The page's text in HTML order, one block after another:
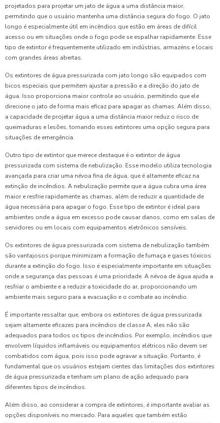
projetados para projetar um jato de água a uma distância maior,
permitindo que o usuário mantenha uma distância segura do fogo. O jato
longo é especialmente útil em incêndios que estão em áreas de difícil
acesso ou em situações onde o fogo pode se espalhar rapidamente. Esse
tipo de extintor é frequentemente utilizado em indústrias, armazéns e locais
com grandes áreas abertas.
Os extintores de água pressurizada com jato longo são equipados com
bicos especiais que permitem ajustar a pressão e a direção do jato de
água. Isso proporciona maior controle ao usuário, permitindo que ele
direcione o jato de forma mais eficaz para apagar as chamas. Além disso,
a capacidade de projetar água a uma distância maior reduz o risco de
queimaduras e lesões, tornando esses extintores uma opção segura para
situações de emergência.
Outro tipo de extintor que merece destaque é o extintor de água
pressurizada com sistema de nebulização. Esse modelo utiliza tecnologia
avançada para criar uma névoa fina de água, que é altamente eficaz na
extinção de incêndios. A nebulização permite que a água cubra uma área
maior e resfrie rapidamente as chamas, além de reduzir a quantidade de
água necessária para apagar o fogo. Esse tipo de extintor é ideal para
ambientes onde a água em excesso pode causar danos, como em salas de
servidores ou em locais com equipamentos eletrônicos sensíveis.
Os extintores de água pressurizada com sistema de nebulização também
são vantajosos porque minimizam a formação de fumaça e gases tóxicos
durante a extinção do fogo. Isso é especialmente importante em situações
onde a segurança das pessoas é uma prioridade. A névoa de água ajuda a
resfriar o ambiente e a reduzir a toxicidade do ar, proporcionando um
ambiente mais seguro para a evacuação e o combate ao incêndio.
É importante ressaltar que, embora os extintores de água pressurizada
sejam altamente eficazes para incêndios de classe A, eles não são
adequados para todos os tipos de incêndios. Por exemplo, incêndios que
envolvem líquidos inflamáveis ou equipamentos elétricos não devem ser
combatidos com água, pois isso pode agravar a situação. Portanto, é
fundamental que os usuários estejam cientes das limitações dos extintores
de água pressurizada e tenham um plano de ação adequado para
diferentes tipos de incêndios.
Além disso, ao considerar a compra de extintores, é importante avaliar as
opções disponíveis no mercado. Para aqueles que também estão